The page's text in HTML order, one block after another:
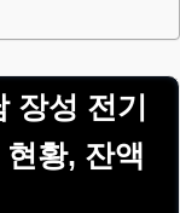
성 전기
황, 잔액